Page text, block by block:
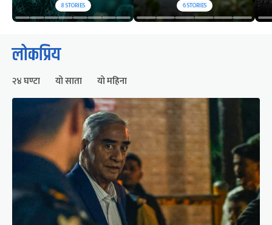
8STORIES 6STORIES
लोकप्रिय
२४ घण्टा यो साता यो महिना